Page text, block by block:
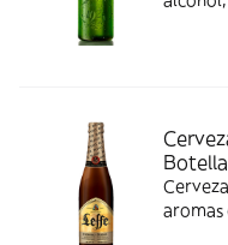
aromas